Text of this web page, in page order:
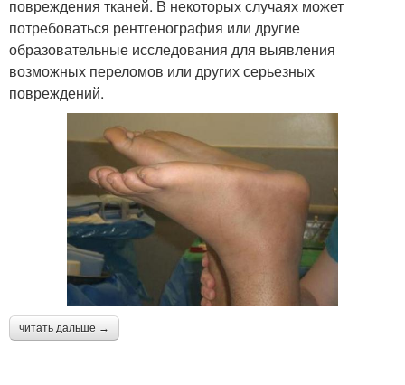
повреждения тканей. В некоторых случаях может
потребоваться рентгенография или другие
образовательные исследования для выявления
возможных переломов или других серьезных
повреждений.
читать дальше →